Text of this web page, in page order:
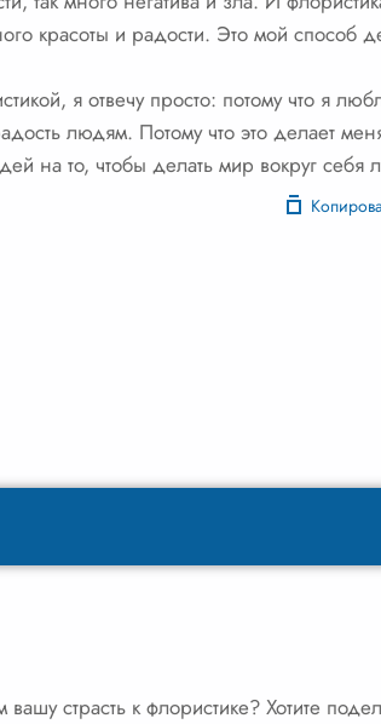
красоты и радости. Это мой способ
я отвечу просто: потому что я
людям. Потому что это делает
на то, чтобы делать мир вокруг себя
страсть к флористике? Хотите